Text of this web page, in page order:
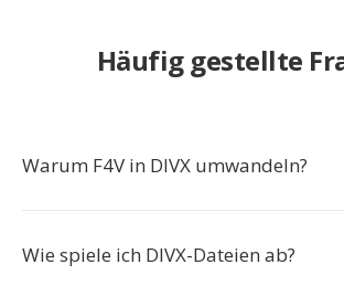
Häufig gestellte
Warum F4V in DIVX umwandeln?
Wie spiele ich DIVX-Dateien ab?